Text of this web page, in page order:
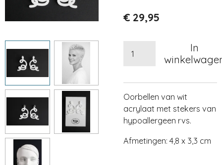
€ 29,95
In
Oorbellen van wit
acrylaat met stekers van
hypoallergeen rvs.
Afmetingen: 4,8 x 3,3 cm